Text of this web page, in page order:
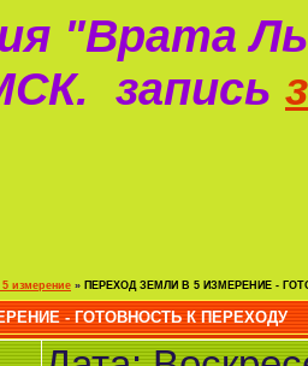
"Врата
запись
измерение » ПЕРЕХОД ЗЕМЛИ В 5 ИЗМЕРЕНИЕ -
- ГОТОВНОСТЬ К ПЕРЕХОДУ